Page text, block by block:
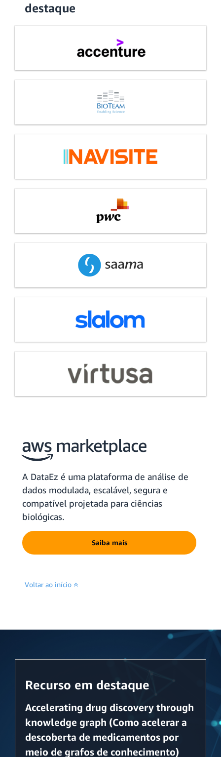
destaque
A DataEz é uma plataforma de análise de
dados modulada, escalável, segura e
compatível projetada para ciências
biológicas.
Saiba mais
Voltar ao início
Recurso em destaque
Accelerating drug discovery through
knowledge graph (Como acelerar a
descoberta de medicamentos por
meio de grafos de conhecimento)